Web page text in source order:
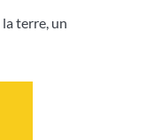
terre, un